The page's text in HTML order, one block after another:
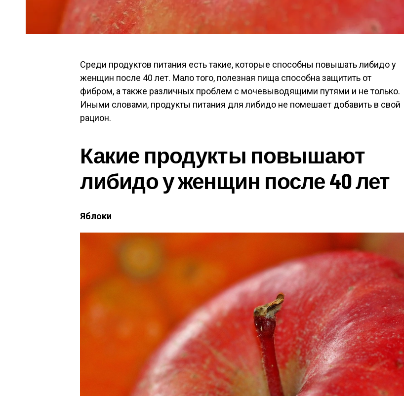
Среди продуктов питания есть такие, которые способны повышать либидо у
женщин после 40 лет. Мало того, полезная пища способна защитить от
фибром, а также различных проблем с мочевыводящими путями и не только.
Иными словами, продукты питания для либидо не помешает добавить в свой
рацион.
Какие продукты повышают
либидо у женщин после 40 лет
Яблоки